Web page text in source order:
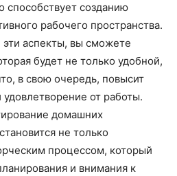
способствует созданию
рабочего пространства.
аспекты, вы сможете
будет не только удобной,
в свою очередь, повысит
от работы.
домашних
не только
процессом, который
и внимания к